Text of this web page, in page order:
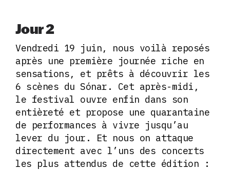
Jour 2
Vendredi 19 juin, nous voilà reposés
après une première journée riche en
sensations, et prêts à découvrir les
6 scènes du Sónar. Cet après-midi,
le festival ouvre enfin dans son
entièreté et propose une quarantaine
de performances à vivre jusqu’au
lever du jour. Et nous on attaque
directement avec l’uns des concerts
les plus attendus de cette édition :